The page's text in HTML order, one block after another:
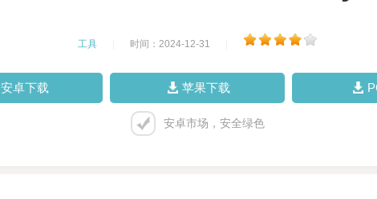
工具 时间：2024-12-31
安卓下载 苹果下载
安卓市场，安全绿色